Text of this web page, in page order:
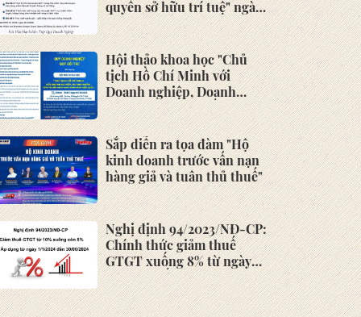
quyền sở hữu trí tuệ" ngày
10/10/2025 tại Khách sạn
Sheraton Saigon Grand
Opera
Hội thảo khoa học "Chủ
tịch Hồ Chí Minh với
Doanh nghiệp, Doanh
nhân - Từ ký ức đến khát
vọng vươn mình kiến
quốc" ngày 01/10/2025
Sắp diễn ra tọa đàm "Hộ
kinh doanh trước vấn nạn
hàng giả và tuân thủ thuế"
Nghị định 94/2023/NĐ-CP:
Chính thức giảm thuế
GTGT xuống 8% từ ngày
1/1/2024 đến 30/06/2024